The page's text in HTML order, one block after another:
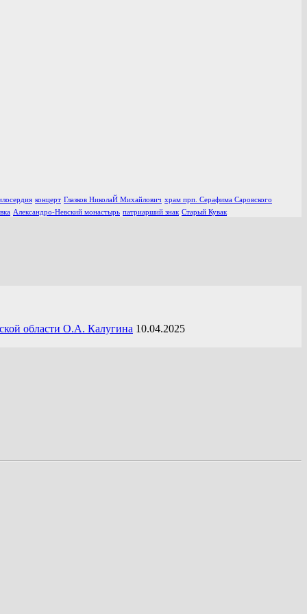
концерт Глазков НиколаЙ Михайлович храм прп. Серафима Саровского
Александро-Невский монастырь патриарший знак Старый Кувак
области О.А. Калугина 10.04.2025